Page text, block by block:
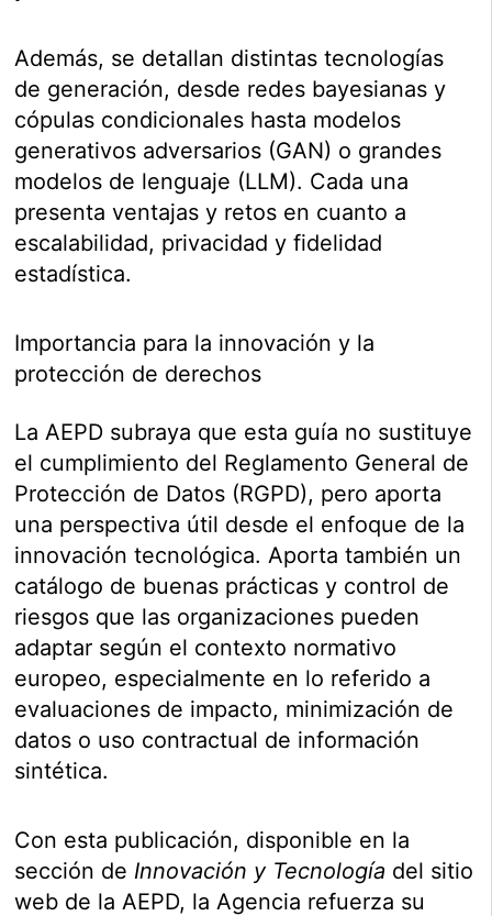
Además, se detallan distintas tecnologías
de generación, desde redes bayesianas y
cópulas condicionales hasta modelos
generativos adversarios (GAN) o grandes
modelos de lenguaje (LLM). Cada una
presenta ventajas y retos en cuanto a
escalabilidad, privacidad y fidelidad
estadística.
Importancia para la innovación y la
protección de derechos
La AEPD subraya que esta guía no sustituye
el cumplimiento del Reglamento General de
Protección de Datos (RGPD), pero aporta
una perspectiva útil desde el enfoque de la
innovación tecnológica. Aporta también un
catálogo de buenas prácticas y control de
riesgos que las organizaciones pueden
adaptar según el contexto normativo
europeo, especialmente en lo referido a
evaluaciones de impacto, minimización de
datos o uso contractual de información
sintética.
Con esta publicación, disponible en la
sección de Innovación y Tecnología del sitio
web de la AEPD, la Agencia refuerza su